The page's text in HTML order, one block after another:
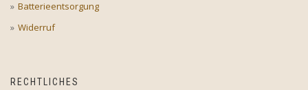
Batterieentsorgung
Widerruf
RECHTLICHES